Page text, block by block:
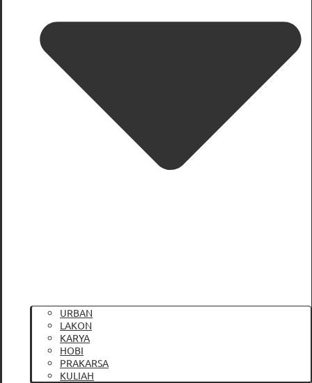
URBAN
LAKON
KARYA
HOBI
PRAKARSA
KULIAH